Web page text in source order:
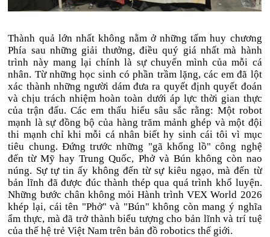
Thành quả lớn nhất không nằm ở những tấm huy chương
Phía sau những giải thưởng, điều quý giá nhất mà hành
trình này mang lại chính là sự chuyển mình của mỗi cá
nhân. Từ những học sinh có phần trầm lặng, các em đã lột
xác thành những người dám đưa ra quyết định quyết đoán
và chịu trách nhiệm hoàn toàn dưới áp lực thời gian thực
của trận đấu. Các em thấu hiểu sâu sắc rằng: Một robot
mạnh là sự đồng bộ của hàng trăm mảnh ghép và một đội
thi mạnh chỉ khi mỗi cá nhân biết hy sinh cái tôi vì mục
tiêu chung. Đứng trước những "gã khổng lồ" công nghệ
đến từ Mỹ hay Trung Quốc, Phở và Bún không còn nao
núng. Sự tự tin ấy không đến từ sự kiêu ngạo, mà đến từ
bản lĩnh đã được đúc thành thép qua quá trình khổ luyện.
Những bước chân không mỏi Hành trình VEX World 2026
khép lại, cái tên "Phở" và "Bún" không còn mang ý nghĩa
ẩm thực, mà đã trở thành biểu tượng cho bản lĩnh và trí tuệ
của thế hệ trẻ Việt Nam trên bản đồ robotics thế giới.